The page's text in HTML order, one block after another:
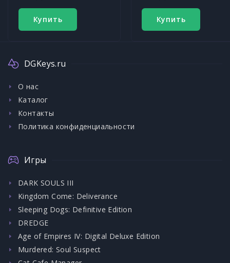
Купить Купить
DGKeys.ru
О нас
Каталог
Контакты
Политика конфиденциальности
Игры
DARK SOULS III
Kingdom Come: Deliverance
Sleeping Dogs: Definitive Edition
DREDGE
Age of Empires IV: Digital Deluxe Edition
Murdered: Soul Suspect